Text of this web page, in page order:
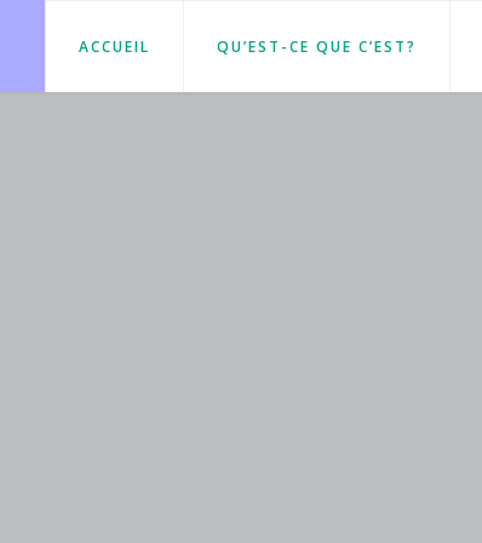
ACCUEIL QU’EST-CE QUE C’EST?